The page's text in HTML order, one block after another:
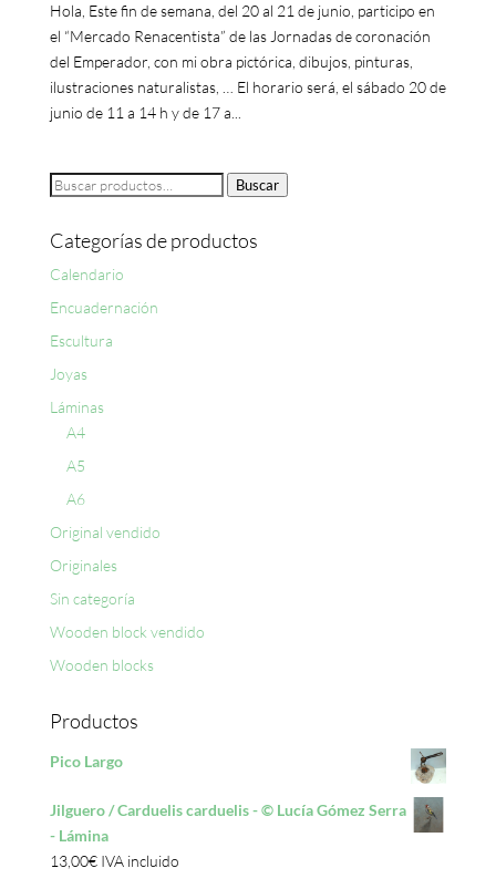
Hola, Este fin de semana, del 20 al 21 de junio, participo en
el “Mercado Renacentista” de las Jornadas de coronación
del Emperador, con mi obra pictórica, dibujos, pinturas,
ilustraciones naturalistas, … El horario será, el sábado 20 de
junio de 11 a 14 h y de 17 a...
Buscar
Buscar
Categorías de productos
Calendario
Encuadernación
Escultura
Joyas
Láminas
A4
A5
A6
Original vendido
Originales
Sin categoría
Wooden block vendido
Wooden blocks
Productos
Pico Largo
Jilguero / Carduelis carduelis - © Lucía Gómez Serra
- Lámina
13,00€ IVA incluido